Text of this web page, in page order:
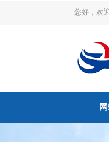
您好，欢